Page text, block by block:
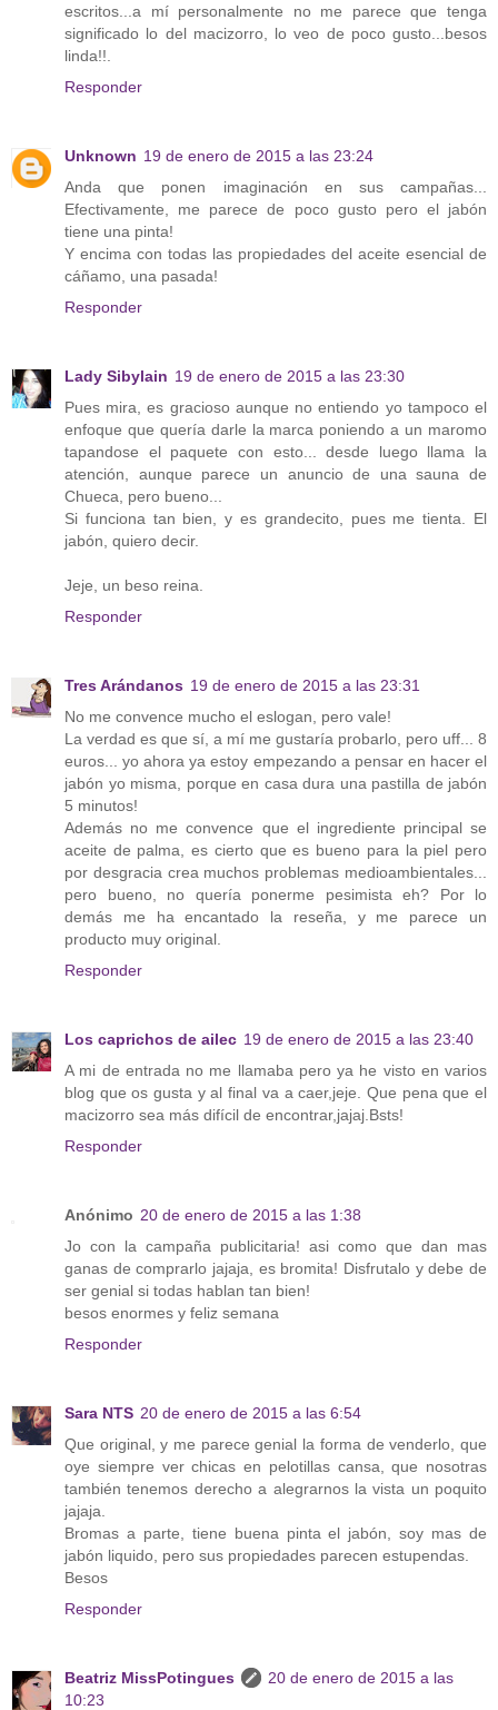
escritos...a mí personalmente no me parece que tenga
significado lo del macizorro, lo veo de poco gusto...besos
linda!!.
Responder
Unknown 19 de enero de 2015 a las 23:24
Anda que ponen imaginación en sus campañas...
Efectivamente, me parece de poco gusto pero el jabón
tiene una pinta!
Y encima con todas las propiedades del aceite esencial de
cáñamo, una pasada!
Responder
Lady Sibylain 19 de enero de 2015 a las 23:30
Pues mira, es gracioso aunque no entiendo yo tampoco el
enfoque que quería darle la marca poniendo a un maromo
tapandose el paquete con esto... desde luego llama la
atención, aunque parece un anuncio de una sauna de
Chueca, pero bueno...
Si funciona tan bien, y es grandecito, pues me tienta. El
jabón, quiero decir.
Jeje, un beso reina.
Responder
Tres Arándanos 19 de enero de 2015 a las 23:31
No me convence mucho el eslogan, pero vale!
La verdad es que sí, a mí me gustaría probarlo, pero uff... 8
euros... yo ahora ya estoy empezando a pensar en hacer el
jabón yo misma, porque en casa dura una pastilla de jabón
5 minutos!
Además no me convence que el ingrediente principal se
aceite de palma, es cierto que es bueno para la piel pero
por desgracia crea muchos problemas medioambientales...
pero bueno, no quería ponerme pesimista eh? Por lo
demás me ha encantado la reseña, y me parece un
producto muy original.
Responder
Los caprichos de ailec 19 de enero de 2015 a las 23:40
A mi de entrada no me llamaba pero ya he visto en varios
blog que os gusta y al final va a caer,jeje. Que pena que el
macizorro sea más difícil de encontrar,jajaj.Bsts!
Responder
Anónimo 20 de enero de 2015 a las 1:38
Jo con la campaña publicitaria! asi como que dan mas
ganas de comprarlo jajaja, es bromita! Disfrutalo y debe de
ser genial si todas hablan tan bien!
besos enormes y feliz semana
Responder
Sara NTS 20 de enero de 2015 a las 6:54
Que original, y me parece genial la forma de venderlo, que
oye siempre ver chicas en pelotillas cansa, que nosotras
también tenemos derecho a alegrarnos la vista un poquito
jajaja.
Bromas a parte, tiene buena pinta el jabón, soy mas de
jabón liquido, pero sus propiedades parecen estupendas.
Besos
Responder
Beatriz MissPotingues
20 de enero de 2015 a las
10:23